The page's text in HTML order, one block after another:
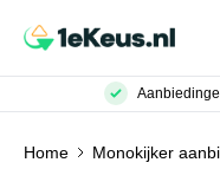
Home Monokijker